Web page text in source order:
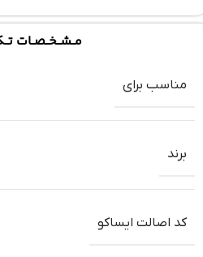
مــشــخــصــات
مناسب برای
برند
کد اصالت ایساکو